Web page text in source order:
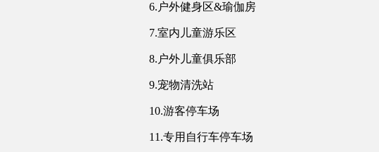
6.户外健身区&瑜伽房
7.室内儿童游乐区
8.户外儿童俱乐部
9.宠物清洗站
10.游客停车场
11.专用自行车停车场